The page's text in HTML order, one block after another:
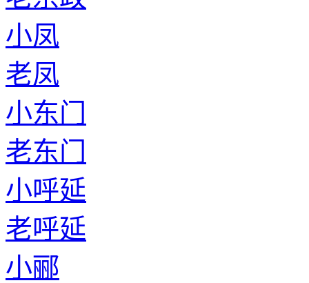
小凤
老凤
小东门
老东门
小呼延
老呼延
小郦